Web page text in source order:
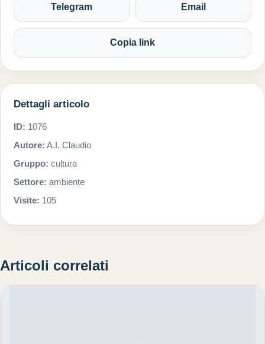
Telegram Email
Copia link
Dettagli articolo
ID: 1076
Autore: A.I. Claudio
Gruppo: cultura
Settore: ambiente
Visite: 105
Articoli correlati